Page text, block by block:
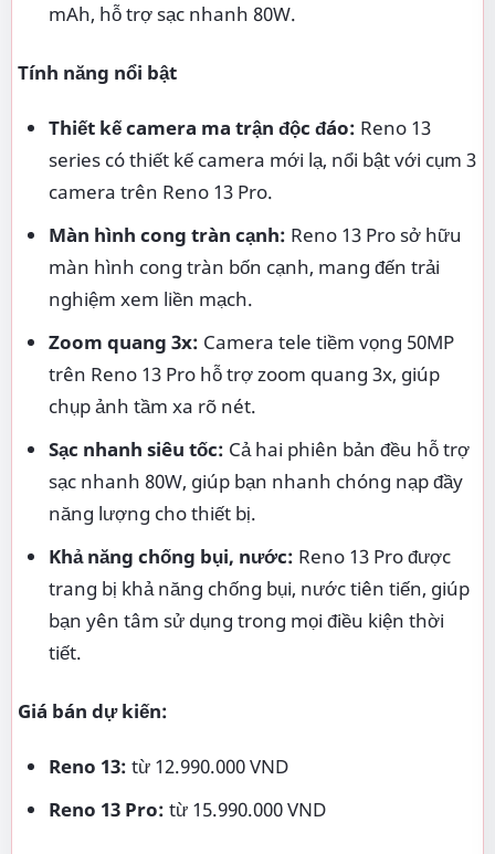
mAh, hỗ trợ sạc nhanh 80W.
Tính năng nổi bật
Thiết kế camera ma trận độc đáo: Reno 13
series có thiết kế camera mới lạ, nổi bật với cụm 3
camera trên Reno 13 Pro.
Màn hình cong tràn cạnh: Reno 13 Pro sở hữu
màn hình cong tràn bốn cạnh, mang đến trải
nghiệm xem liền mạch.
Zoom quang 3x: Camera tele tiềm vọng 50MP
trên Reno 13 Pro hỗ trợ zoom quang 3x, giúp
chụp ảnh tầm xa rõ nét.
Sạc nhanh siêu tốc: Cả hai phiên bản đều hỗ trợ
sạc nhanh 80W, giúp bạn nhanh chóng nạp đầy
năng lượng cho thiết bị.
Khả năng chống bụi, nước: Reno 13 Pro được
trang bị khả năng chống bụi, nước tiên tiến, giúp
bạn yên tâm sử dụng trong mọi điều kiện thời
tiết.
Giá bán dự kiến:
Reno 13: từ 12.990.000 VND
Reno 13 Pro: từ 15.990.000 VND